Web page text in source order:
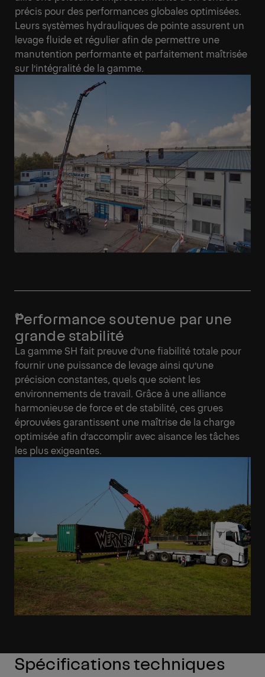
précis pour des performances globales optimisées.
Leurs systèmes hydrauliques de pointe assurent un
levage fluide et régulier afin de permettre une
manutention performante et parfaitement maîtrisée
sur l’intégralité de la gamme.
Performance soutenue par une
grande stabilité
La gamme SH fait preuve d’une fiabilité totale pour
fournir une puissance de levage ainsi qu’une
précision constantes, quels que soient les
environnements de travail. Grâce à une alliance
harmonieuse de force et de stabilité, ces grues
éprouvées garantissent une maîtrise de la charge
optimisée afin d’accomplir avec aisance les tâches
les plus exigeantes.
Spécifications techniques